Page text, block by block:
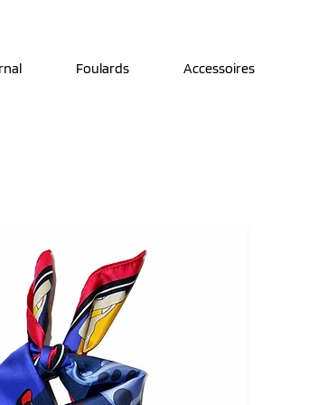
Foulards Accessoires